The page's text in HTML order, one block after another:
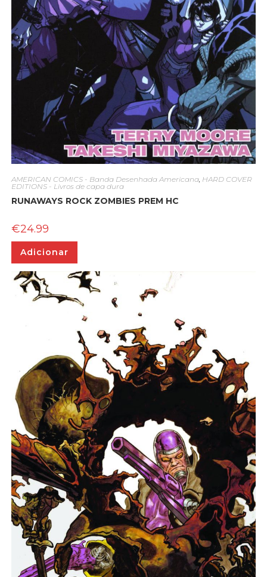
AMERICAN COMICS - Banda Desenhada Americana, HARD COVER
EDITIONS - Livros de capa dura
RUNAWAYS ROCK ZOMBIES PREM HC
€24.99
Adicionar